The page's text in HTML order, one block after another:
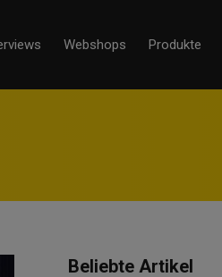
Webshops Produkte
Beliebte Artikel